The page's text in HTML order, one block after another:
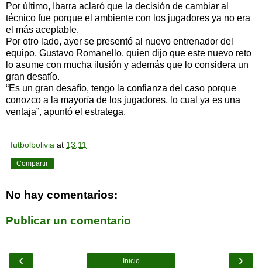
Por último, Ibarra aclaró que la decisión de cambiar al
técnico fue porque el ambiente con los jugadores ya no era
el más aceptable.
Por otro lado, ayer se presentó al nuevo entrenador del
equipo, Gustavo Romanello, quien dijo que este nuevo reto
lo asume con mucha ilusión y además que lo considera un
gran desafío.
“Es un gran desafío, tengo la confianza del caso porque
conozco a la mayoría de los jugadores, lo cual ya es una
ventaja”, apuntó el estratega.
futbolbolivia at 13:11
Compartir
No hay comentarios:
Publicar un comentario
‹ ›
Inicio